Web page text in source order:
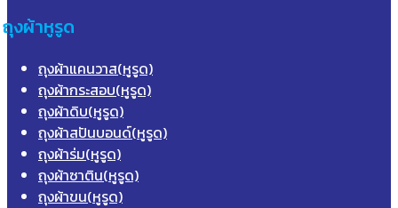
ถุงผ้าหูรูด
ถุงผ้าแคนวาส(หูรูด)
ถุงผ้ากระสอบ(หูรูด)
ถุงผ้าดิบ(หูรูด)
ถุงผ้าสปันบอนด์(หูรูด)
ถุงผ้าร่ม(หูรูด)
ถุงผ้าซาติน(หูรูด)
ถุงผ้าขน(หูรูด)